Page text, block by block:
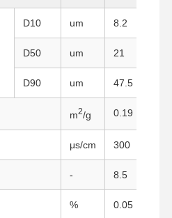
D10 um 8.2
D50 um 21
D90 um 47.5
m2/g 0.19
μs/cm 300
- 8.5
% 0.05